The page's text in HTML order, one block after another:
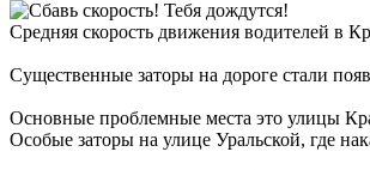
Средняя скорость движения водителей в
Существенные заторы на дороге стали
Основные проблемные места это улицы
Особые заторы на улице Уральской, где